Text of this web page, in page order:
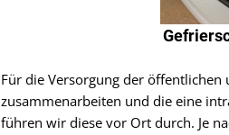
Für die Versorgung der
zusammenarbeiten und die eine
führen wir diese vor Ort durch. Je